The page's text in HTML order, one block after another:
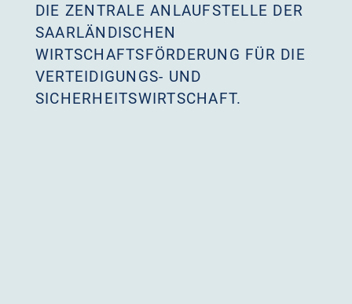
DIE ZENTRALE ANLAUFSTELLE DER
SAARLÄNDISCHEN
WIRTSCHAFTSFÖRDERUNG FÜR DIE
VERTEIDIGUNGS- UND
SICHERHEITSWIRTSCHAFT.